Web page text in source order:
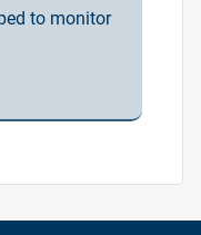
to monitor